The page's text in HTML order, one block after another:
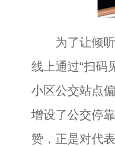
为了让倾听
线上通过“扫码
小区公交站点
增设了公交停
赞，正是对代